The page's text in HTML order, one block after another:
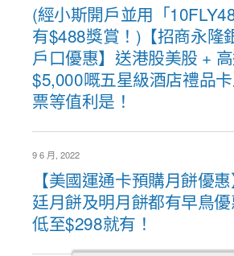
(經小斯開戶並用「
有$488獎賞！)【招商永隆
戶口優惠】送港股美股 +
$5,000嘅五星級酒店禮品
票等值利是！
9 6 月, 2022
【美國運通卡預購月餅優
廷月餅及明月餅都有早鳥優
低至$298就有！